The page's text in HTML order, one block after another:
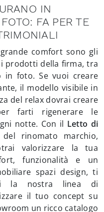
IN
FA PER TE
comfort sono gli
prodotti della firma, tra
foto. Se vuoi creare
il modello visibile in
del relax dovrai creare
farti rigenerare le
notte. Con il Letto di
del rinomato marchio,
valorizzare la tua
funzionalità e un
spazi design, ti
la nostra linea di
il tuo concept su
un ricco catalogo